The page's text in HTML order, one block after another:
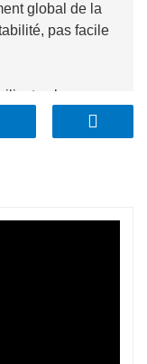
global de la
pas facile
: le
heureux.
isolation